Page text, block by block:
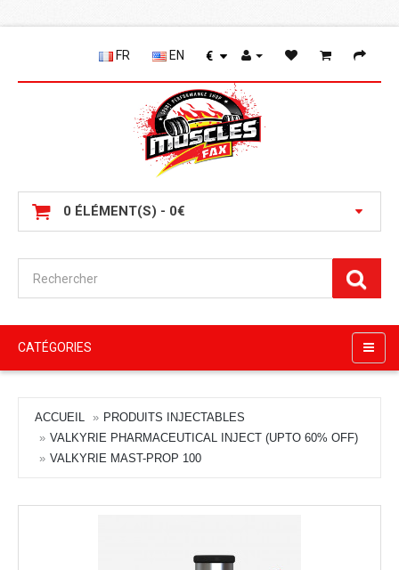
FR EN €
0 ÉLÉMENT(S) - 0€
CATÉGORIES
ACCUEIL
PRODUITS INJECTABLES
VALKYRIE PHARMACEUTICAL INJECT (UPTO 60% OFF)
VALKYRIE MAST-PROP 100